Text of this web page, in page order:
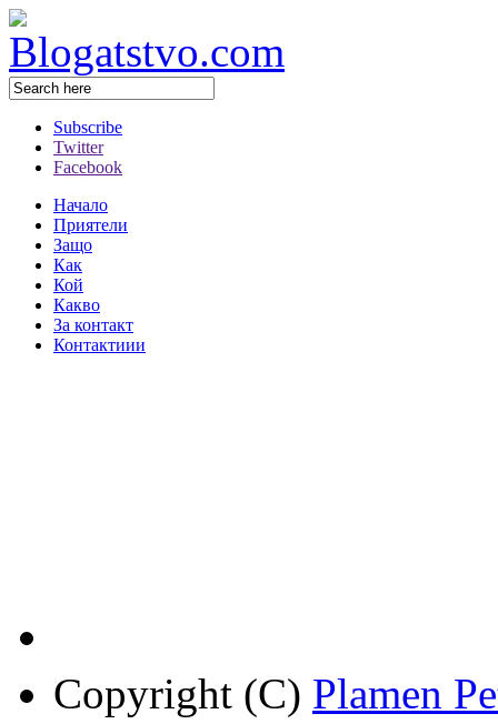
Subscribe
Twitter
Facebook
Начало
Приятели
Защо
Как
Кой
Какво
За контакт
Контактиии
Copyright (C) Plamen